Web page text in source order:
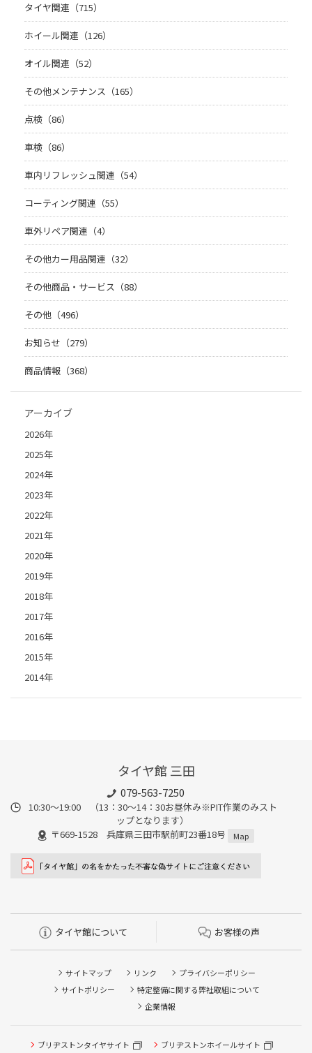
タイヤ関連（715）
ホイール関連（126）
オイル関連（52）
その他メンテナンス（165）
点検（86）
車検（86）
車内リフレッシュ関連（54）
コーティング関連（55）
車外リペア関連（4）
その他カー用品関連（32）
その他商品・サービス（88）
その他（496）
お知らせ（279）
商品情報（368）
アーカイブ
2026年
2025年
2024年
2023年
2022年
2021年
2020年
2019年
2018年
2017年
2016年
2015年
2014年
タイヤ館 三田
079-563-7250
10:30～19:00 （13：30～14：30お昼休み※PIT作業のみスト
ップとなります）
〒669-1528 兵庫県三田市駅前町23番18号
Map
タイヤ館について お客様の声
サイトマップ リンク
プライバシーポリシー
サイトポリシー
特定整備に関する弊社取組について
企業情報
ブリヂストンタイヤサイト ブリヂストンホイールサイト
タイヤ点検・安全点検/タイヤ履き替え/オイル交換/その他